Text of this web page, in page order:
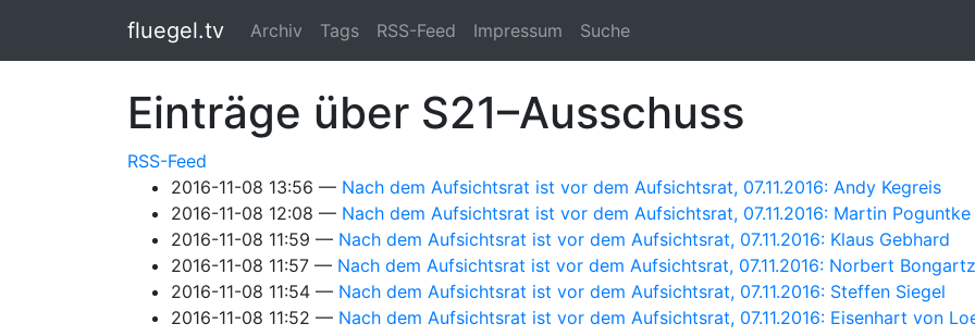
fluegel.tv Archiv Tags RSS-Feed Impressum Suche
Einträge über S21–Ausschuss
RSS-Feed
2016-11-08 13:56
Nach dem Aufsichtsrat ist vor dem Aufsichtsrat, 07.11.2016: Andy Kegreis
2016-11-08 12:08
Nach dem Aufsichtsrat ist vor dem Aufsichtsrat, 07.11.2016: Martin Poguntke
2016-11-08 11:59
Nach dem Aufsichtsrat ist vor dem Aufsichtsrat, 07.11.2016: Klaus Gebhard
2016-11-08 11:57
Nach dem Aufsichtsrat ist vor dem Aufsichtsrat, 07.11.2016: Norbert Bongartz
2016-11-08 11:54
Nach dem Aufsichtsrat ist vor dem Aufsichtsrat, 07.11.2016: Steffen Siegel
2016-11-08 11:52
Nach dem Aufsichtsrat ist vor dem Aufsichtsrat, 07.11.2016: Eisenhart von